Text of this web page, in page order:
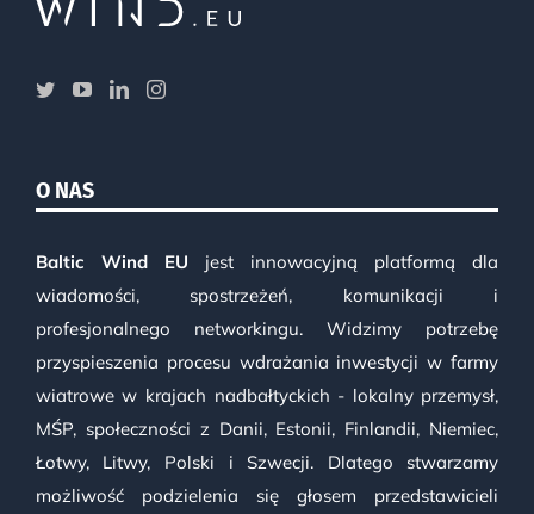
O NAS
Baltic Wind EU jest innowacyjną platformą dla
wiadomości, spostrzeżeń, komunikacji i
profesjonalnego networkingu. Widzimy potrzebę
przyspieszenia procesu wdrażania inwestycji w farmy
wiatrowe w krajach nadbałtyckich - lokalny przemysł,
MŚP, społeczności z Danii, Estonii, Finlandii, Niemiec,
Łotwy, Litwy, Polski i Szwecji. Dlatego stwarzamy
możliwość podzielenia się głosem przedstawicieli